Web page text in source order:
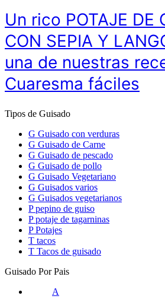
Un rico POTAJE DE
CON SEPIA Y
una de nuestras
Cuaresma fáciles
Tipos de Guisado
G Guisado con verduras
G Guisado de Carne
G Guisado de pescado
G Guisado de pollo
G Guisado Vegetariano
G Guisados varios
G Guisados vegetarianos
P pepino de guiso
P potaje de tagarninas
P Potajes
T tacos
T Tacos de guisado
Guisado Por Pais
A